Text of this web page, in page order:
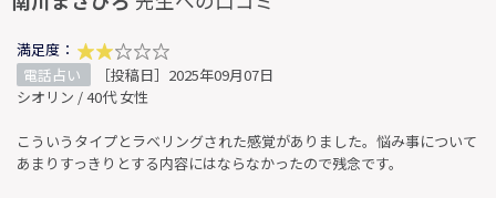
満足度：
電話占い
［投稿日］2025年09月07日
シオリン / 40代 女性
こういうタイプとラベリングされた感覚がありました。悩み事について
あまりすっきりとする内容にはならなかったので残念です。